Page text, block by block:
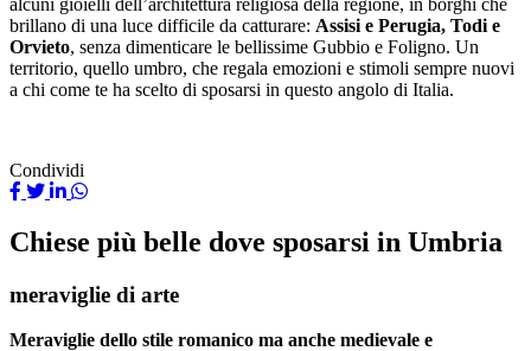
brillano di una luce difficile da catturare: Assisi e Perugia, Todi e
Orvieto, senza dimenticare le bellissime Gubbio e Foligno. Un
territorio, quello umbro, che regala emozioni e stimoli sempre nuovi
a chi come te ha scelto di sposarsi in questo angolo di Italia.
Condividi
Chiese più belle dove sposarsi in Umbria
meraviglie di arte
Meraviglie dello stile romanico ma anche medievale e